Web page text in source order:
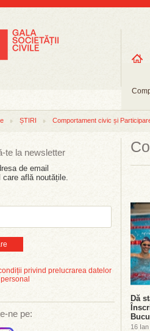
ȘTIRI Comportament civic și
te la newsletter
de email
care află noutățile.
privind prelucrarea datelor
ne pe:
Dă
16